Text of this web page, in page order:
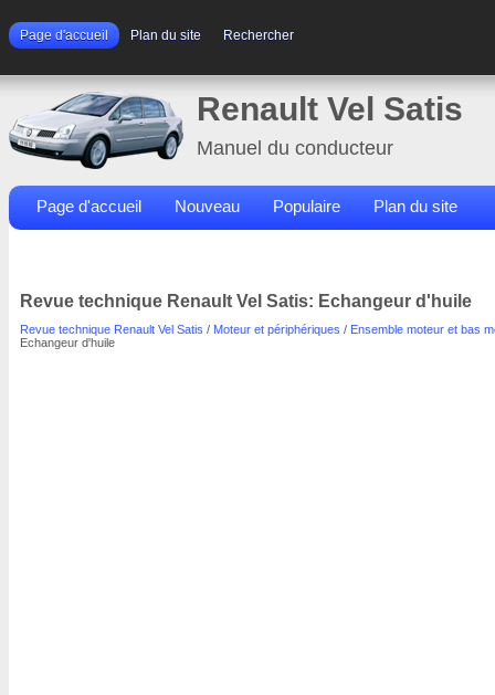
Page d'accueil Plan du site Rechercher
Renault Vel Satis
Manuel du conducteur
Page d'accueil Nouveau Populaire Plan du site
Revue technique Renault Vel Satis: Echangeur d'huile
Revue technique Renault Vel Satis / Moteur et périphériques / Ensemble moteur et bas
Echangeur d'huile